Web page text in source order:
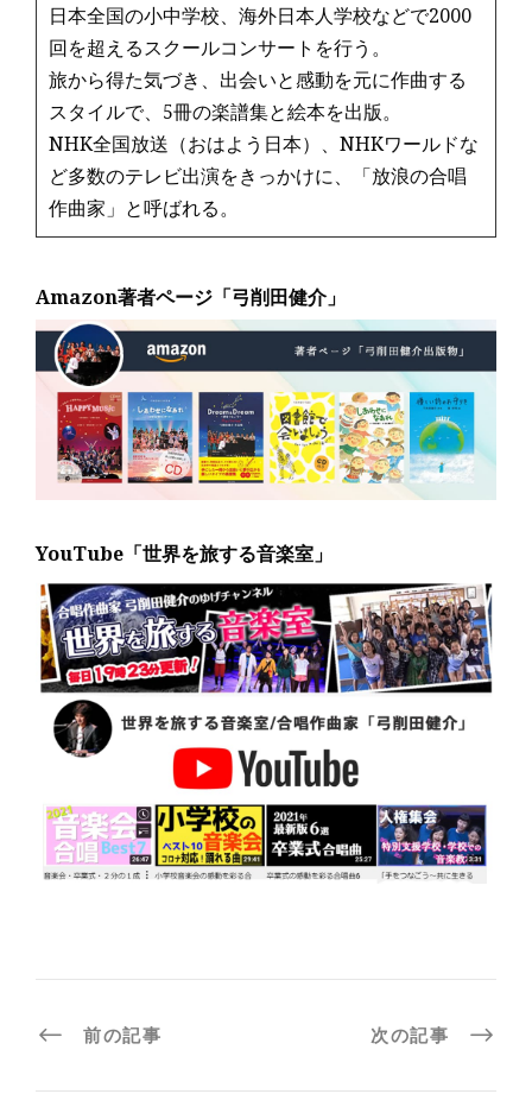
日本全国の小中学校、海外日本人学校などで2000
回を超えるスクールコンサートを行う。
旅から得た気づき、出会いと感動を元に作曲する
スタイルで、5冊の楽譜集と絵本を出版。
NHK全国放送（おはよう日本）、NHKワールドな
ど多数のテレビ出演をきっかけに、「放浪の合唱
作曲家」と呼ばれる。
Amazon著者ページ「弓削田健介」
YouTube「世界を旅する音楽室」
前の記事 次の記事